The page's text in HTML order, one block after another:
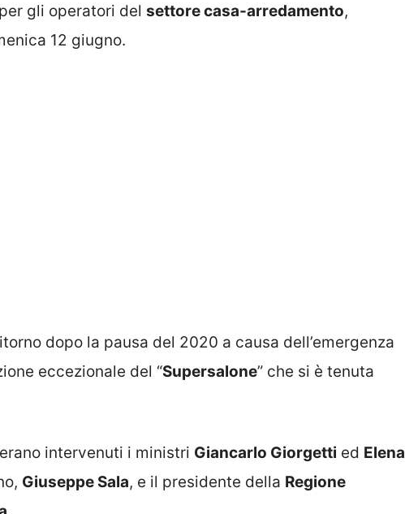
gli operatori del settore casa-arredamento,
12 giugno.
dopo la pausa del 2020 a causa dell’emergenza
eccezionale del “Supersalone” che si è tenuta
intervenuti i ministri Giancarlo Giorgetti ed Elena
Giuseppe Sala, e il presidente della Regione